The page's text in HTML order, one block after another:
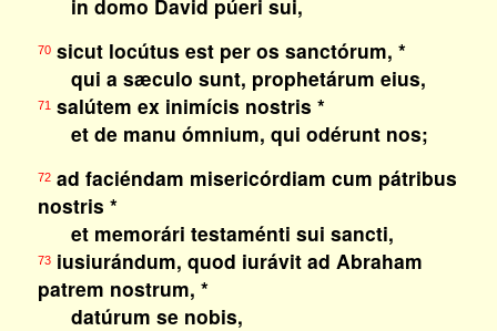
in domo David púeri sui,
70sicut locútus est per os sanctórum, *
qui a sæculo sunt, prophetárum eius,
71salútem ex inimícis nostris *
et de manu ómnium, qui odérunt nos;
72ad faciéndam misericórdiam cum pátribus
nostris *
et memorári testaménti sui sancti,
73iusiurándum, quod iurávit ad Abraham
patrem nostrum, *
datúrum se nobis,